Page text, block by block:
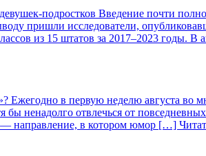
подростков Введение почти
пришли исследователи,
из 15 штатов за 2017–2023 годы.
Ежегодно в первую неделю августа во
ненадолго отвлечься от
— направление, в котором юмор […]